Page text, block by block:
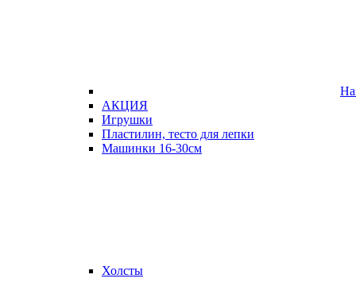
АКЦИЯ
Игрушки
Пластилин, тесто для лепки
Машинки 16-30см
Холсты